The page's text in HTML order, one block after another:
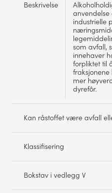
Beskrivelse
anvendelse
industrielle
som avfall,
innehaver
forpliktet til
mer
dyrefôr.
Kan råstoffet være avfall
Klassifisering
Bokstav i vedlegg V